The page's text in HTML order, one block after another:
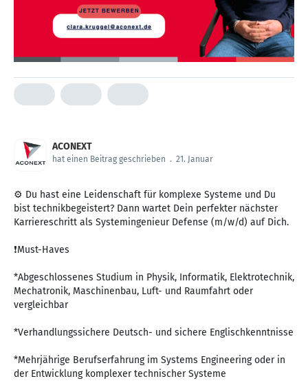
ACONEXT
hat einen Beitrag geschrieben . 21. Januar
⚙️ Du hast eine Leidenschaft für komplexe Systeme und Du
bist technikbegeistert? Dann wartet Dein perfekter nächster
Karriereschritt als Systemingenieur Defense (m/w/d) auf Dich.
❗Must-Haves
*Abgeschlossenes Studium in Physik, Informatik, Elektrotechnik,
Mechatronik, Maschinenbau, Luft- und Raumfahrt oder
vergleichbar
*Verhandlungssichere Deutsch- und sichere Englischkenntnisse
*Mehrjährige Berufserfahrung im Systems Engineering oder in
der Entwicklung komplexer technischer Systeme